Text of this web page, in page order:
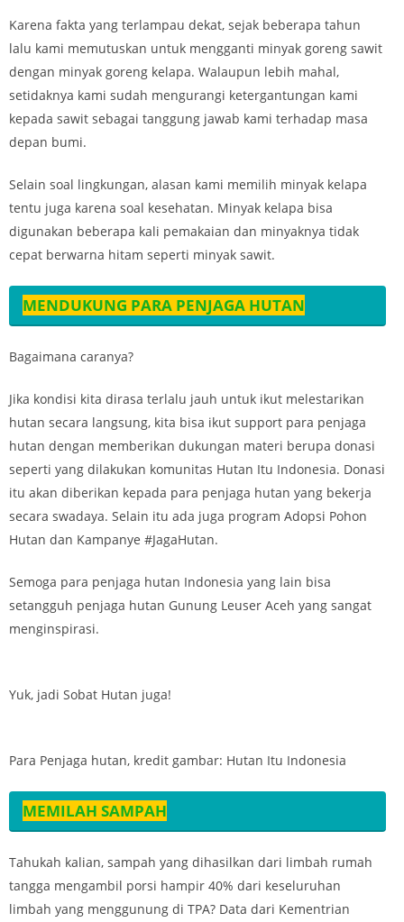
Karena fakta yang terlampau dekat, sejak beberapa tahun
lalu kami memutuskan untuk mengganti minyak goreng sawit
dengan minyak goreng kelapa. Walaupun lebih mahal,
setidaknya kami sudah mengurangi ketergantungan kami
kepada sawit sebagai tanggung jawab kami terhadap masa
depan bumi.
Selain soal lingkungan, alasan kami memilih minyak kelapa
tentu juga karena soal kesehatan. Minyak kelapa bisa
digunakan beberapa kali pemakaian dan minyaknya tidak
cepat berwarna hitam seperti minyak sawit.
MENDUKUNG PARA PENJAGA HUTAN
Bagaimana caranya?
Jika kondisi kita dirasa terlalu jauh untuk ikut melestarikan
hutan secara langsung, kita bisa ikut support para penjaga
hutan dengan memberikan dukungan materi berupa donasi
seperti yang dilakukan komunitas Hutan Itu Indonesia. Donasi
itu akan diberikan kepada para penjaga hutan yang bekerja
secara swadaya. Selain itu ada juga program Adopsi Pohon
Hutan dan Kampanye #JagaHutan.
Semoga para penjaga hutan Indonesia yang lain bisa
setangguh penjaga hutan Gunung Leuser Aceh yang sangat
menginspirasi.
Yuk, jadi Sobat Hutan juga!
Para Penjaga hutan, kredit gambar: Hutan Itu Indonesia
MEMILAH SAMPAH
Tahukah kalian, sampah yang dihasilkan dari limbah rumah
tangga mengambil porsi hampir 40% dari keseluruhan
limbah yang menggunung di TPA? Data dari Kementrian